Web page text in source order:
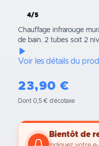
4/5
Chauffage infrarouge
de bain. 2 tubes soit 2
Voir les détails du
23,90 €
Dont 0,5 € d’écotaxe
Bientôt de